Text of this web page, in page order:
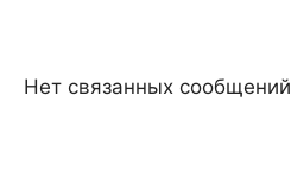
Нет связанных сообщений